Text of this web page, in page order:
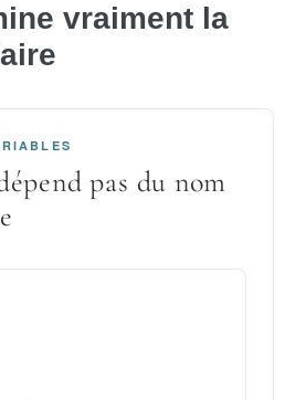
vraiment la
pas du nom